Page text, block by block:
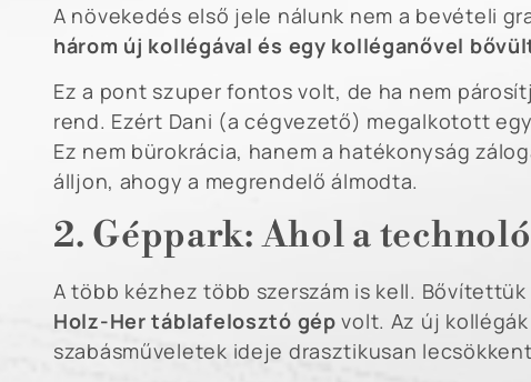
A növekedés első jele nálunk nem a bevételi
három új kollégával és egy kolléganővel
Ez a pont szuper fontos volt, de ha nem
rend. Ezért Dani (a cégvezető) megalkotott egy
Ez nem bürokrácia, hanem a hatékonyság
álljon, ahogy a megrendelő álmodta.
2. Géppark: Ahol a
A több kézhez több szerszám is kell.
Holz-Her táblafelosztó gép volt. Az új
szabásműveletek ideje drasztikusan